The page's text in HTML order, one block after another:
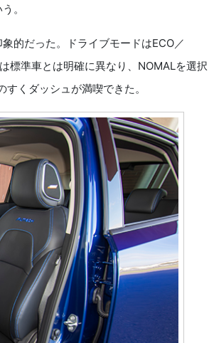
。
的だった。ドライブモードはECO／
標準車とは明確に異なり、NOMALを選択
くダッシュが満喫できた。